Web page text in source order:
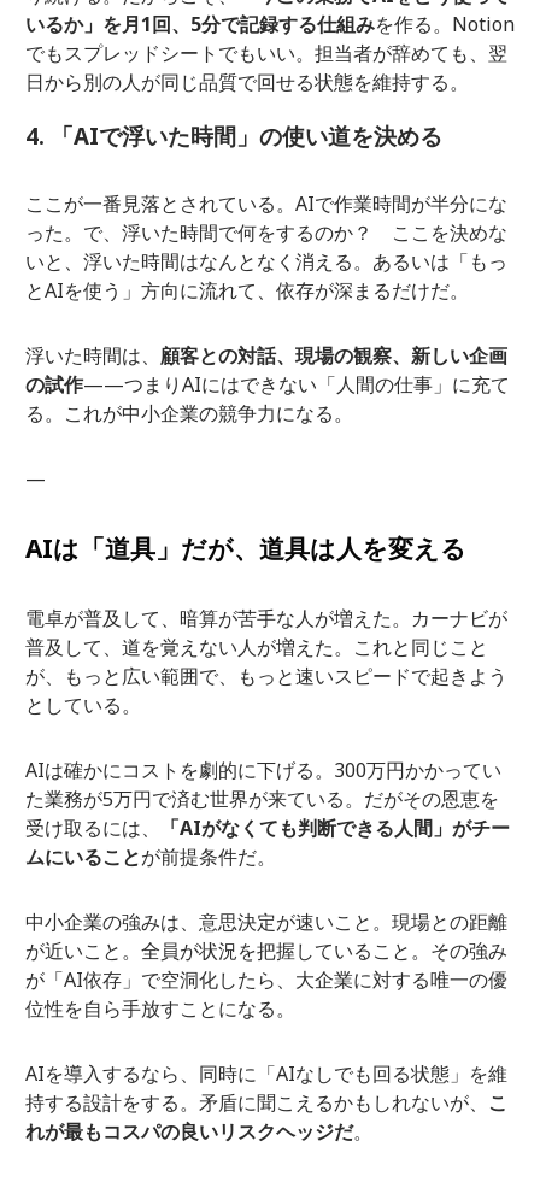
いるか」を月1回、5分で記録する仕組みを作る。Notion
でもスプレッドシートでもいい。担当者が辞めても、翌
日から別の人が同じ品質で回せる状態を維持する。
4. 「AIで浮いた時間」の使い道を決める
ここが一番見落とされている。AIで作業時間が半分にな
った。で、浮いた時間で何をするのか？ ここを決めな
いと、浮いた時間はなんとなく消える。あるいは「もっ
とAIを使う」方向に流れて、依存が深まるだけだ。
浮いた時間は、 顧客との対話、現場の観察、新しい企画
の試作——つまりAIにはできない「人間の仕事」に充て
る。これが中小企業の競争力になる。
—
AIは「道具」だが、道具は人を変える
電卓が普及して、暗算が苦手な人が増えた。カーナビが
普及して、道を覚えない人が増えた。これと同じこと
が、もっと広い範囲で、もっと速いスピードで起きよう
としている。
AIは確かにコストを劇的に下げる。300万円かかってい
た業務が5万円で済む世界が来ている。だがその恩恵を
受け取るには、
「AIがなくても判断できる人間」がチー
ムにいることが前提条件だ。
中小企業の強みは、意思決定が速いこと。現場との距離
が近いこと。全員が状況を把握していること。その強み
が「AI依存」で空洞化したら、大企業に対する唯一の優
位性を自ら手放すことになる。
AIを導入するなら、同時に「AIなしでも回る状態」を維
持する設計をする。矛盾に聞こえるかもしれないが、 こ
れが最もコスパの良いリスクヘッジだ。